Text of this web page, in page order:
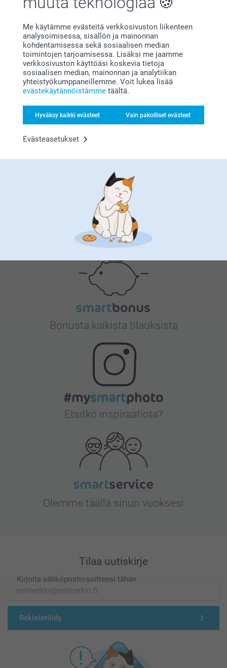
Me käytämme evästeitä verkkosivuston liikenteen
analysoimisessa, sisällön ja mainonnan
kohdentamisessa sekä sosiaalisen median
toimintojen tarjoamisessa. Lisäksi me jaamme
verkkosivuston käyttöäsi koskevia tietoja
sosiaalisen median, mainonnan ja analytiikan
yhteistyökumppaneillemme. Voit lukea lisää
evästekäytännöistämme täältä.
Hyväksy kaikki evästeet Vain pakolliset evästeet
Evästeasetukset
Ylelliset kortit
Ystävänpäivä lahjoja lapsille
Tietysti vauvakin on mukana juhlimassa
ystävänpäivää. Meiltä löydät paljon mukavia,
harkittuja ja suloisia lahjoja, joista sekä vauva että
vanhemmat voivat hyötyä ja nauttia.
Miksi
Tyytyväisyystakuu
Bonusta kaikista tilauksista
Etsitkö inspiraatiota?
Olemme täällä sinun vuoksesi
Tilaa uutiskirje
Kirjoita sähköpostiosoitteesi tähän
Rekisteröidy